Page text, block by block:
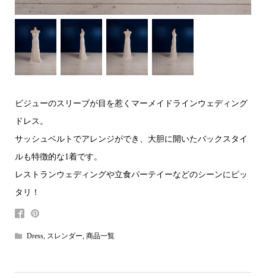
ビジューのスリーブが目を惹くマーメイドラインウェディング
ドレス。
サッシュベルトでアレンジができ、大胆に開いたバックスタイ
ルも特徴的な1着です。
レストランウェディングや立食パーテイーなどのシーンにピッ
タリ！
Dress, スレンダー 商品一覧